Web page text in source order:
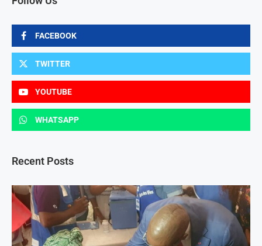
FACEBOOK
TWITTER
YOUTUBE
WHATSAPP
Recent Posts